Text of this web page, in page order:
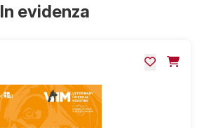
In evidenza